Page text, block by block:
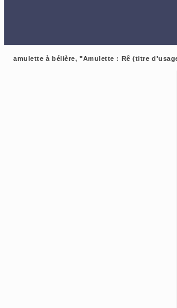
amulette à bélière, "Amulette : Rê (titre